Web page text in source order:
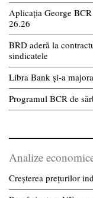
Aplicația George
26.26
BRD aderă la
sindicatele
Libra Bank și-a
Programul BCR de
Analize
Creșterea prețurilor